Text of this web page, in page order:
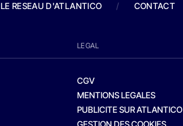
LE RESEAU D'ATLANTICO / CONTACT
LEGAL
CGV
MENTIONS LEGALES
PUBLICITE SUR ATLANTICO
GESTION DES COOKIES